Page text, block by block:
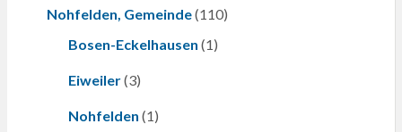
Nohfelden, Gemeinde(110)
Bosen-Eckelhausen (1)
Eiweiler(3)
Nohfelden (1)